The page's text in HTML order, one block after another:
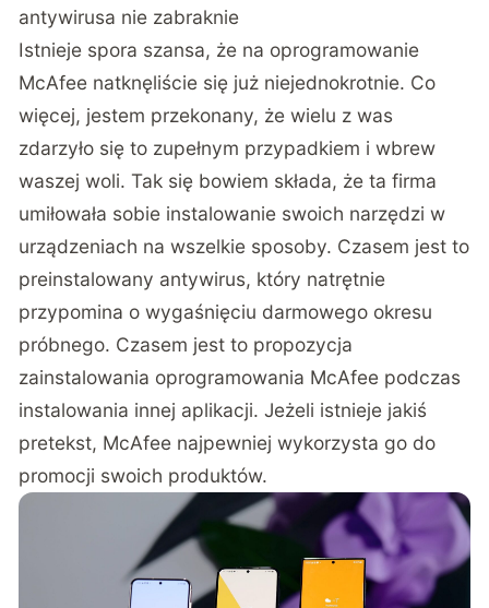
antywirusa nie zabraknie
Istnieje spora szansa, że na oprogramowanie
McAfee natknęliście się już niejednokrotnie. Co
więcej, jestem przekonany, że wielu z was
zdarzyło się to zupełnym przypadkiem i wbrew
waszej woli. Tak się bowiem składa, że ta firma
umiłowała sobie instalowanie swoich narzędzi w
urządzeniach na wszelkie sposoby. Czasem jest to
preinstalowany antywirus, który natrętnie
przypomina o wygaśnięciu darmowego okresu
próbnego. Czasem jest to propozycja
zainstalowania oprogramowania McAfee podczas
instalowania innej aplikacji. Jeżeli istnieje jakiś
pretekst, McAfee najpewniej wykorzysta go do
promocji swoich produktów.